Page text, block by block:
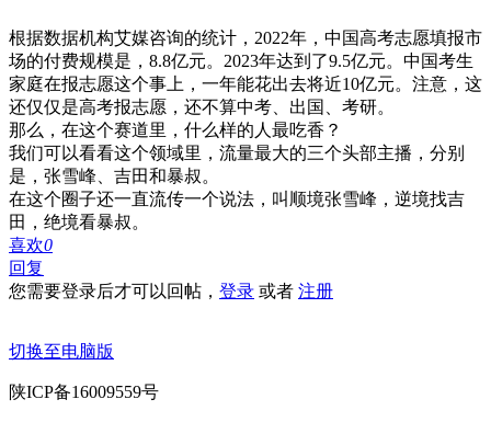
根据数据机构艾媒咨询的统计，2022年，中国高考志愿填报市
场的付费规模是，8.8亿元。2023年达到了9.5亿元。中国考生
家庭在报志愿这个事上，一年能花出去将近10亿元。注意，这
还仅仅是高考报志愿，还不算中考、出国、考研。
那么，在这个赛道里，什么样的人最吃香？
我们可以看看这个领域里，流量最大的三个头部主播，分别
是，张雪峰、吉田和暴叔。
在这个圈子还一直流传一个说法，叫顺境张雪峰，逆境找吉
田，绝境看暴叔。
喜欢0
回复
您需要登录后才可以回帖， 登录 或者 注册
切换至电脑版
陕ICP备16009559号